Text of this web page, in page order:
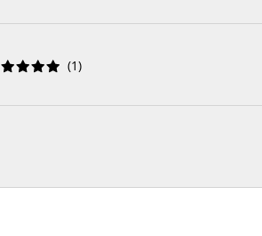




 (1)